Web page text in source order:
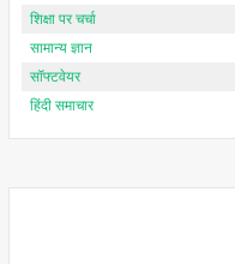
शिक्षा पर चर्चा
सामान्य ज्ञान
सॉफ्टवेयर
हिंदी समाचार